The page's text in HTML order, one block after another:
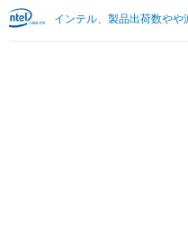
インテル、製品出荷数や